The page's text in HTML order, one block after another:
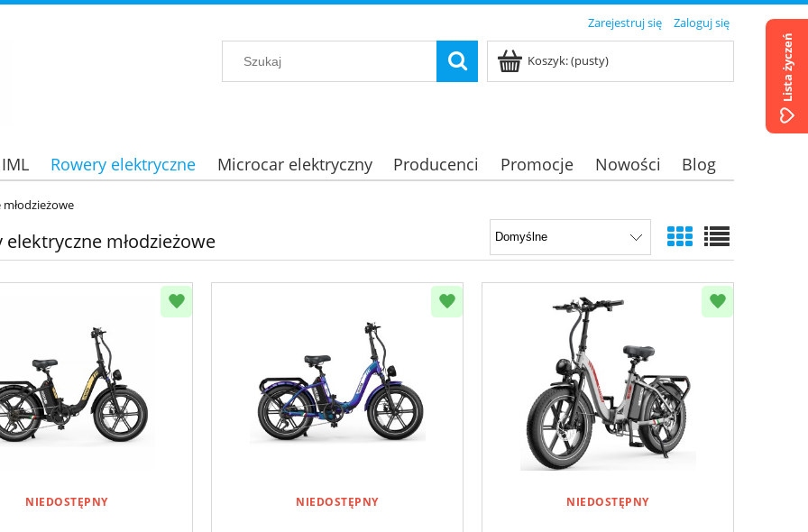
Zarejestruj się Zaloguj się
Koszyk:(pusty)
Rowery elektryczne Microcar elektryczny Producenci Promocje Nowości Blog
elektryczne młodzieżowe
NIEDOSTĘPNY NIEDOSTĘPNY NIEDOSTĘPNY
Lista życzeń